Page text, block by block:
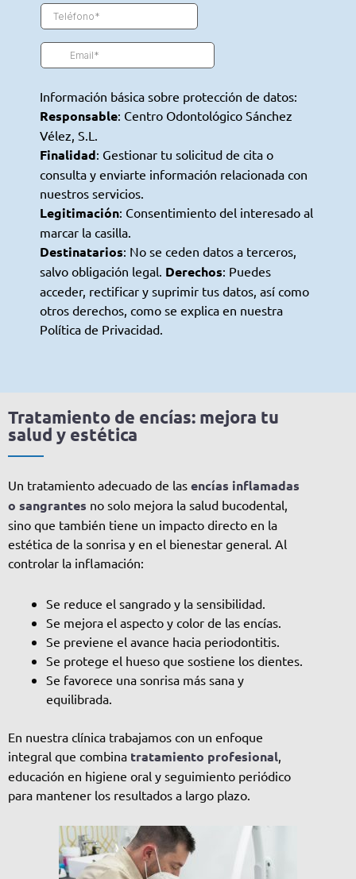
Información básica sobre protección de datos:
Responsable: Centro Odontológico Sánchez
Vélez, S.L.
Finalidad: Gestionar tu solicitud de cita o
consulta y enviarte información relacionada con
nuestros servicios.
Legitimación: Consentimiento del interesado al
marcar la casilla.
Destinatarios: No se ceden datos a terceros,
salvo obligación legal. Derechos: Puedes
acceder, rectificar y suprimir tus datos, así como
otros derechos, como se explica en nuestra
Política de Privacidad.
Tratamiento de encías: mejora tu
salud y estética
Un tratamiento adecuado de las encías inflamadas
o sangrantes no solo mejora la salud bucodental,
sino que también tiene un impacto directo en la
estética de la sonrisa y en el bienestar general. Al
controlar la inflamación:
Se reduce el sangrado y la sensibilidad.
Se mejora el aspecto y color de las encías.
Se previene el avance hacia periodontitis.
Se protege el hueso que sostiene los dientes.
Se favorece una sonrisa más sana y
equilibrada.
En nuestra clínica trabajamos con un enfoque
integral que combina tratamiento profesional
educación en higiene oral y seguimiento periódico
para mantener los resultados a largo plazo.